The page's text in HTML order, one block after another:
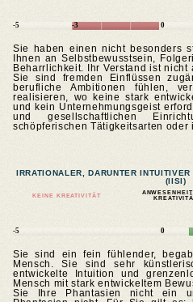
-5 -3 0
Sie haben einen nicht besonders
Ihnen an Selbstbewusstsein,
Beharrlichkeit. Ihr Verstand ist
Sie sind fremden Einflüssen
berufliche Ambitionen fühlen,
realisieren, wo keine stark
und kein Unternehmungsgeist
und gesellschaftlichen
schöpferischen Tätigkeitsarten oder
IRRATIONALER, DARUNTER
(IISI)
KEINE KREATIVITÄT
ANWESENHEIT
-5 0
Sie sind ein fein fühlender,
Mensch. Sie sind sehr
entwickelte Intuition und
Mensch mit stark entwickeltem
Sie Ihre Phantasien nicht ein